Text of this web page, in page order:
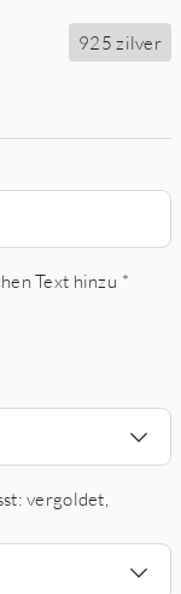
925 zilver
Text hinzu *
vergoldet,